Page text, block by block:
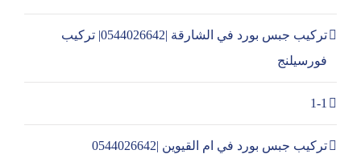
تركيب جبس بورد في الشارقة |0544026642| تركيب
فورسيلنج
1-1
تركيب جبس بورد في ام القيوين |0544026642